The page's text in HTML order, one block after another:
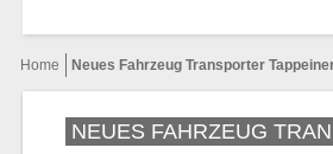
Home Neues Fahrzeug Transporter
NEUES FAHRZEUG